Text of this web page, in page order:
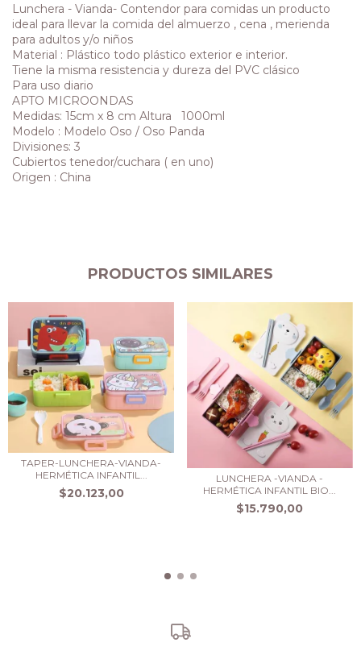
Lunchera - Vianda- Contendor para comidas un producto
ideal para llevar la comida del almuerzo , cena , merienda
para adultos y/o niños
Material : Plástico todo plástico exterior e interior.
Tiene la misma resistencia y dureza del PVC clásico
Para uso diario
APTO MICROONDAS
Medidas: 15cm x 8 cm Altura 1000ml
Modelo : Modelo Oso / Oso Panda
Divisiones: 3
Cubiertos tenedor/cuchara ( en uno)
Origen : China
PRODUCTOS SIMILARES
TAPER-LUNCHERA-VIANDA-
HERMÉTICA INFANTIL...
$20.123,00
LUNCHERA -VIANDA -
HERMÉTICA INFANTIL BIO...
$15.790,00